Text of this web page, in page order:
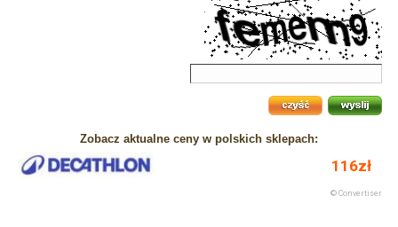
Zobacz aktualne ceny w polskich sklepach: